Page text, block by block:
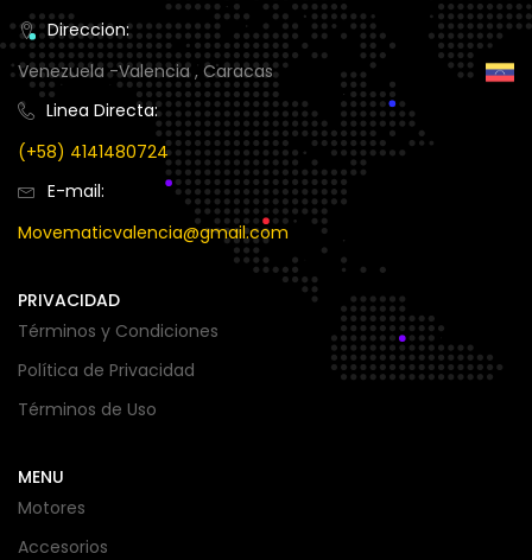
Black (1)
Gris
Direccion:
Venezuela -Valencia , Caracas
Linea Directa:
(+58) 4141480724
E-mail:
Movematicvalencia@gmail.com
PRIVACIDAD
Términos y Condiciones
Política de Privacidad
Términos de Uso
MENU
Motores
Accesorios